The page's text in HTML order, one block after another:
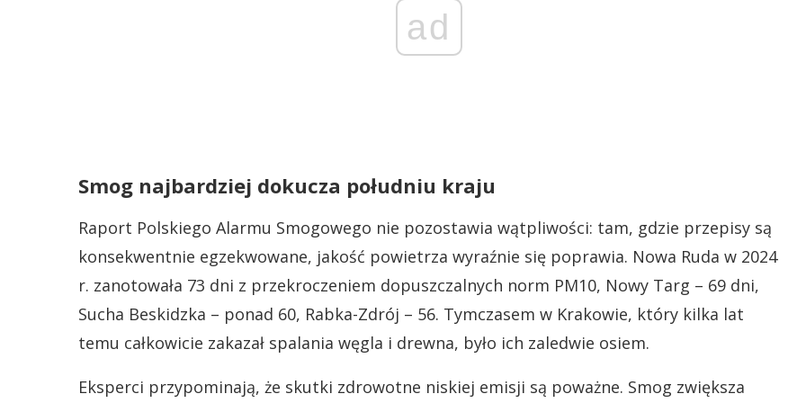
ad
Smog najbardziej dokucza południu kraju
Raport Polskiego Alarmu Smogowego nie pozostawia wątpliwości: tam, gdzie przepisy są
konsekwentnie egzekwowane, jakość powietrza wyraźnie się poprawia. Nowa Ruda w 2024
r. zanotowała 73 dni z przekroczeniem dopuszczalnych norm PM10, Nowy Targ – 69 dni,
Sucha Beskidzka – ponad 60, Rabka-Zdrój – 56. Tymczasem w Krakowie, który kilka lat
temu całkowicie zakazał spalania węgla i drewna, było ich zaledwie osiem.
Eksperci przypominają, że skutki zdrowotne niskiej emisji są poważne. Smog zwiększa